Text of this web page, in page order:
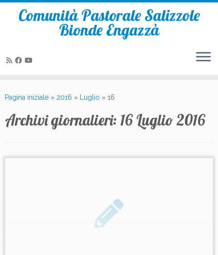
Comunità Pastorale Salizzole
Bionde Engazzà
Pagina iniziale » 2016 » Luglio » 16
Archivi giornalieri: 16 Luglio 2016